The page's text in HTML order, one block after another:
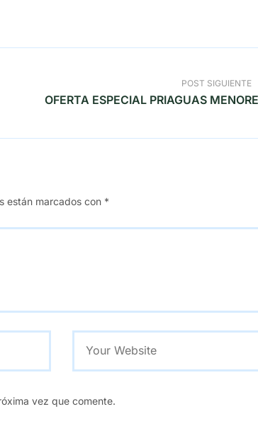
POST SIGUIENTE
OFERTA ESPECIAL PRIAGUAS
están marcados con *
vez que comente.